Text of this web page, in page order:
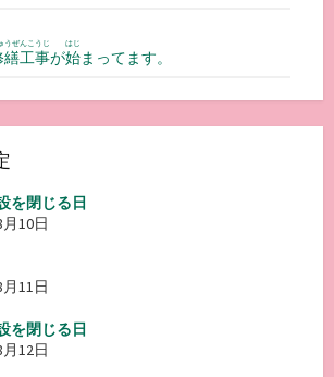
繕工事
うぜんこうじ
が始
はじ
まってます。
を閉じる日
10日
11日
を閉じる日
12日